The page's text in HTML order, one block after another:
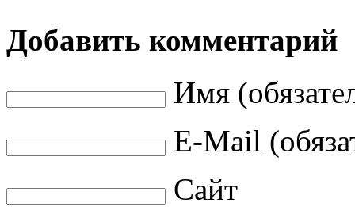
Добавить комментарий
Имя
E-Mail
Сайт